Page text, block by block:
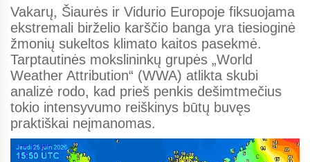
Vakarų, Šiaurės ir Vidurio Europoje fiksuojama
ekstremali birželio karščio banga yra tiesioginė
žmonių sukeltos klimato kaitos pasekmė.
Tarptautinės mokslininkų grupės „World
Weather Attribution“ (WWA) atlikta skubi
analizė rodo, kad prieš penkis dešimtmečius
tokio intensyvumo reiškinys būtų buvęs
praktiškai neįmanomas.